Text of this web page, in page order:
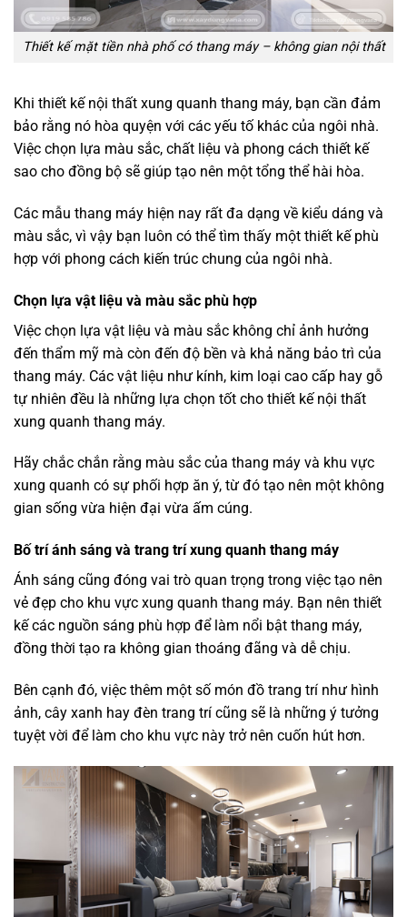
Thiết kế mặt tiền nhà phố có thang máy – không gian nội thất
Khi thiết kế nội thất xung quanh thang máy, bạn cần đảm
bảo rằng nó hòa quyện với các yếu tố khác của ngôi nhà.
Việc chọn lựa màu sắc, chất liệu và phong cách thiết kế
sao cho đồng bộ sẽ giúp tạo nên một tổng thể hài hòa.
Các mẫu thang máy hiện nay rất đa dạng về kiểu dáng và
màu sắc, vì vậy bạn luôn có thể tìm thấy một thiết kế phù
hợp với phong cách kiến trúc chung của ngôi nhà.
Chọn lựa vật liệu và màu sắc phù hợp
Việc chọn lựa vật liệu và màu sắc không chỉ ảnh hưởng
đến thẩm mỹ mà còn đến độ bền và khả năng bảo trì của
thang máy. Các vật liệu như kính, kim loại cao cấp hay gỗ
tự nhiên đều là những lựa chọn tốt cho thiết kế nội thất
xung quanh thang máy.
Hãy chắc chắn rằng màu sắc của thang máy và khu vực
xung quanh có sự phối hợp ăn ý, từ đó tạo nên một không
gian sống vừa hiện đại vừa ấm cúng.
Bố trí ánh sáng và trang trí xung quanh thang máy
Ánh sáng cũng đóng vai trò quan trọng trong việc tạo nên
vẻ đẹp cho khu vực xung quanh thang máy. Bạn nên thiết
kế các nguồn sáng phù hợp để làm nổi bật thang máy,
đồng thời tạo ra không gian thoáng đãng và dễ chịu.
Bên cạnh đó, việc thêm một số món đồ trang trí như hình
ảnh, cây xanh hay đèn trang trí cũng sẽ là những ý tưởng
tuyệt vời để làm cho khu vực này trở nên cuốn hút hơn.